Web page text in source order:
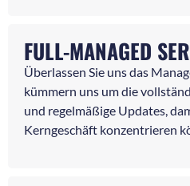
FULL-MANAGED
Überlassen Sie uns das
kümmern uns um die
und regelmäßige Updates,
Kerngeschäft konzentrieren